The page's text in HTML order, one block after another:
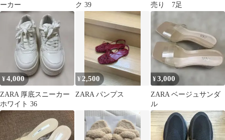
ーカー
ク 39
売り 7足
¥4,000
ZARA 厚底スニーカー
ホワイト 36
¥ 2,500
ZARA パンプス
¥3,000
ZARA ベージュサンダ
ル